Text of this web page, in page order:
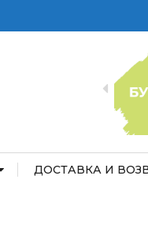
ДОСТАВКА И